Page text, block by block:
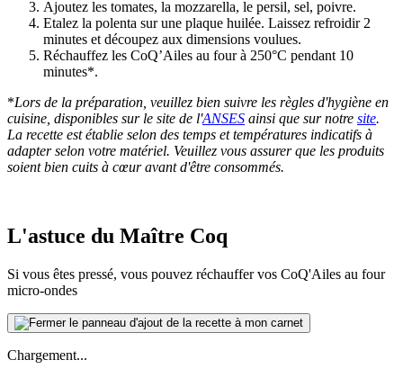
Ajoutez les tomates, la mozzarella, le persil, sel, poivre.
Etalez la polenta sur une plaque huilée. Laissez refroidir 2
minutes et découpez aux dimensions voulues.
Réchauffez les CoQ’Ailes au four à 250°C pendant 10
minutes*.
*Lors de la préparation, veuillez bien suivre les règles d'hygiène en
cuisine, disponibles sur le site de l'ANSES ainsi que sur notre site.
La recette est établie selon des temps et températures indicatifs à
adapter selon votre matériel. Veuillez vous assurer que les produits
soient bien cuits à cœur avant d'être consommés.
L'astuce du Maître Coq
Si vous êtes pressé, vous pouvez réchauffer vos CoQ'Ailes au four
micro-ondes
Chargement...